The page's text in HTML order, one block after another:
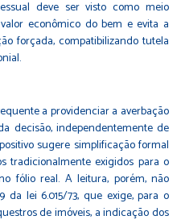
deve ser visto como meio
econômico do bem e evita a
forçada, compatibilizando tutela
a providenciar a averbação
decisão, independentemente de
sugere simplificação formal
tradicionalmente exigidos para o
fólio real. A leitura, porém, não
lei 6.015/73, que exige, para o
de imóveis, a indicação dos